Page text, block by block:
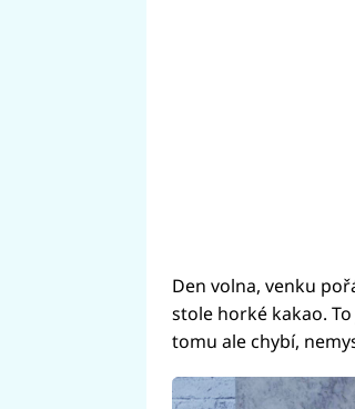
Den volna, venku
stole horké kakao.
tomu ale chybí,